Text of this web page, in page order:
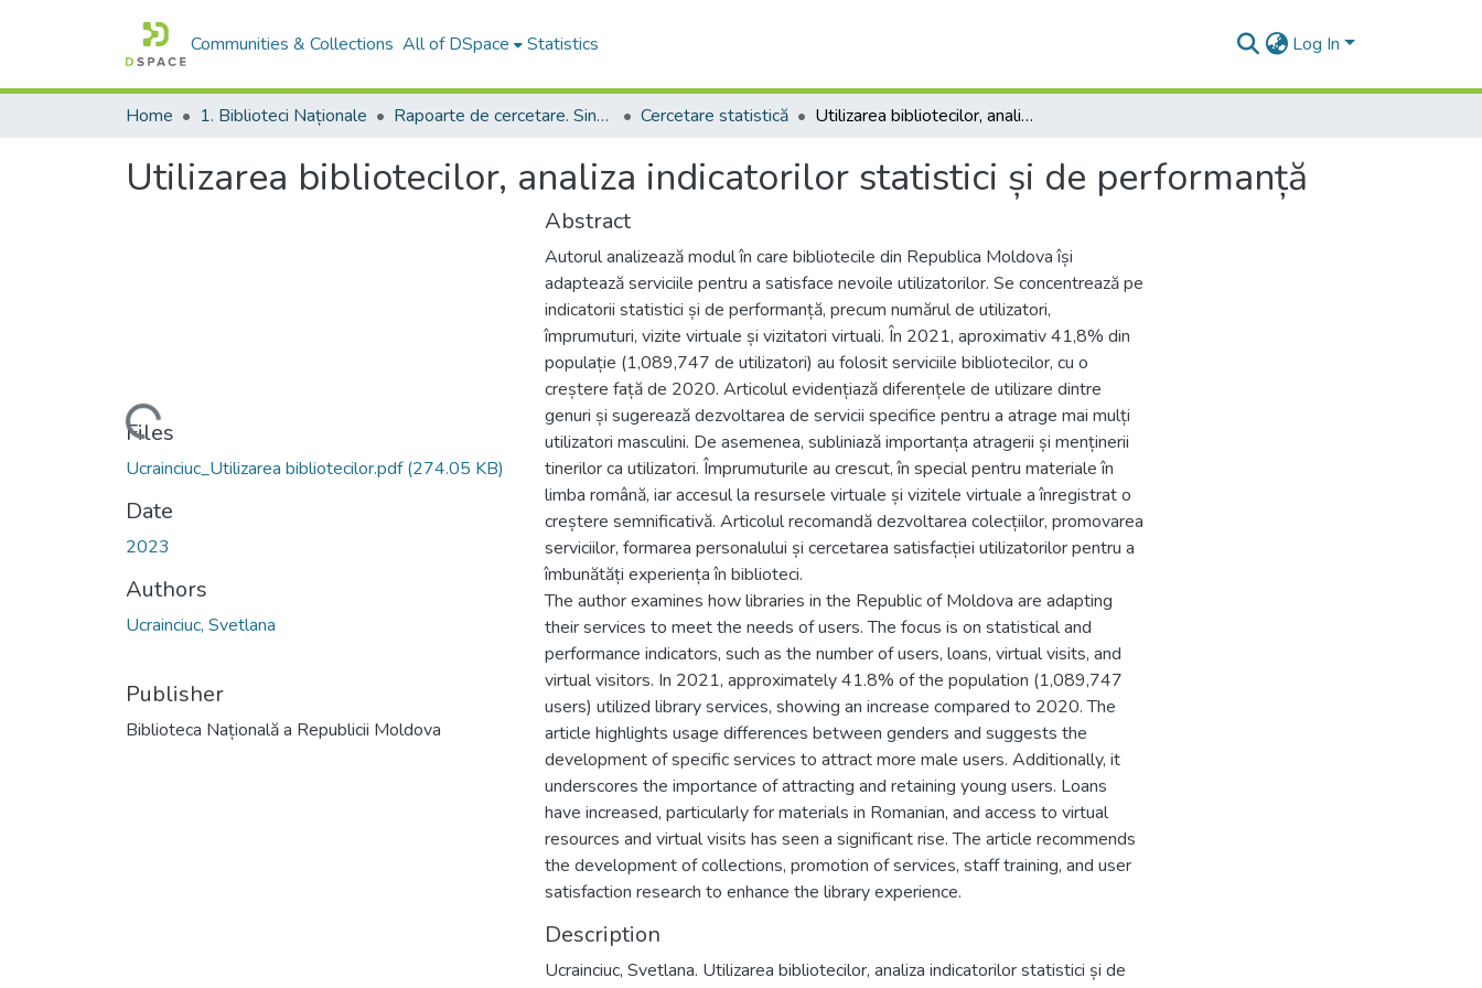
Communities & Collections All of DSpace Statistics Log In
Home 1. Biblioteci Naționale Rapoarte de cercetare. Sinteze ale proiectelor. Comunicate Cercetare statistică Utilizarea bibliotecilor, analiza indicatorilor statistici și de performanță
Utilizarea bibliotecilor, analiza indicatorilor statistici și de performanță
Loading...
Files
Ucrainciuc_Utilizarea bibliotecilor.pdf(274.05 KB)
Date
2023
Authors
Ucrainciuc, Svetlana
Publisher
Biblioteca Națională a Republicii Moldova
Abstract
Autorul analizează modul în care bibliotecile din Republica Moldova își
adaptează serviciile pentru a satisface nevoile utilizatorilor. Se concentrează pe
indicatorii statistici și de performanță, precum numărul de utilizatori,
împrumuturi, vizite virtuale și vizitatori virtuali. În 2021, aproximativ 41,8% din
populație (1,089,747 de utilizatori) au folosit serviciile bibliotecilor, cu o
creștere față de 2020. Articolul evidențiază diferențele de utilizare dintre
genuri și sugerează dezvoltarea de servicii specifice pentru a atrage mai mulți
utilizatori masculini. De asemenea, subliniază importanța atragerii și menținerii
tinerilor ca utilizatori. Împrumuturile au crescut, în special pentru materiale în
limba română, iar accesul la resursele virtuale și vizitele virtuale a înregistrat o
creștere semnificativă. Articolul recomandă dezvoltarea colecțiilor, promovarea
serviciilor, formarea personalului și cercetarea satisfacției utilizatorilor pentru a
îmbunătăți experiența în biblioteci.
The author examines how libraries in the Republic of Moldova are adapting
their services to meet the needs of users. The focus is on statistical and
performance indicators, such as the number of users, loans, virtual visits, and
virtual visitors. In 2021, approximately 41.8% of the population (1,089,747
users) utilized library services, showing an increase compared to 2020. The
article highlights usage differences between genders and suggests the
development of specific services to attract more male users. Additionally, it
underscores the importance of attracting and retaining young users. Loans
have increased, particularly for materials in Romanian, and access to virtual
resources and virtual visits has seen a significant rise. The article recommends
the development of collections, promotion of services, staff training, and user
satisfaction research to enhance the library experience.
Description
Ucrainciuc, Svetlana. Utilizarea bibliotecilor, analiza indicatorilor statistici și de